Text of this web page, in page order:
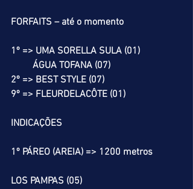
FORFAITS – até o momento
1º => UMA SORELLA SULA (01)
ÁGUA TOFANA (07)
2º => BEST STYLE (07)
9º => FLEURDELACÔTE (01)
INDICAÇÕES
1º PÁREO (AREIA) => 1200 metros
LOS PAMPAS (05)